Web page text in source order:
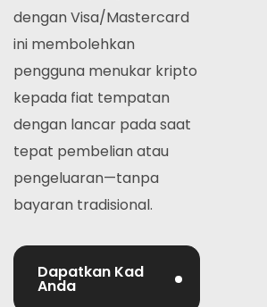
dengan Visa/Mastercard
ini membolehkan
pengguna menukar kripto
kepada fiat tempatan
dengan lancar pada saat
tepat pembelian atau
pengeluaran—tanpa
bayaran tradisional.
Dapatkan Kad
Anda